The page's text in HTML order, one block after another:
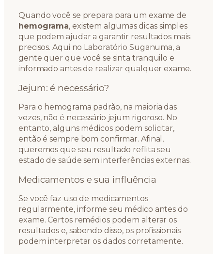
Quando você se prepara para um exame de
hemograma, existem algumas dicas simples
que podem ajudar a garantir resultados mais
precisos. Aqui no Laboratório Suganuma, a
gente quer que você se sinta tranquilo e
informado antes de realizar qualquer exame.
Jejum: é necessário?
Para o hemograma padrão, na maioria das
vezes, não é necessário jejum rigoroso. No
entanto, alguns médicos podem solicitar,
então é sempre bom confirmar. Afinal,
queremos que seu resultado reflita seu
estado de saúde sem interferências externas.
Medicamentos e sua influência
Se você faz uso de medicamentos
regularmente, informe seu médico antes do
exame. Certos remédios podem alterar os
resultados e, sabendo disso, os profissionais
podem interpretar os dados corretamente.